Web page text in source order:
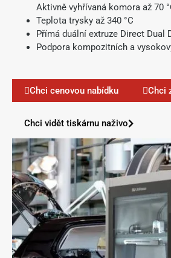
Aktivně vyhřívaná komora až 70
Teplota trysky až 340 °C
Přímá duální extruze Direct Dual
Podpora kompozitních a
Chci cenovou nabídku Chci
Chci vidět tiskárnu naživo